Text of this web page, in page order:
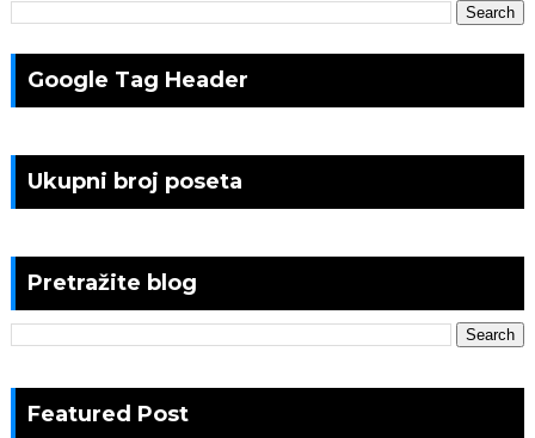
Google Tag Header
Ukupni broj poseta
Pretražite blog
Featured Post